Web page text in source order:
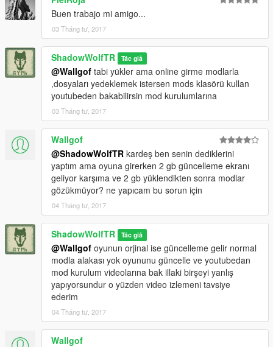
Buen trabajo mi amigo...
03 Tháng tư, 2017
ShadowWolfTR Tác giả
@Wallgof tabi yükler ama online girme modlarla
,dosyaları yedeklemek istersen mods klasörü kullan
youtubeden bakabilirsin mod kurulumlarına
03 Tháng tư, 2017
Wallgof
@ShadowWolfTR kardeş ben senin dediklerini
yaptım ama oyuna girerken 2 gb güncelleme ekranı
geliyor karşıma ve 2 gb yüklendikten sonra modlar
gözükmüyor? ne yapıcam bu sorun için
04 Tháng tư, 2017
ShadowWolfTR Tác giả
@Wallgof oyunun orjinal ise güncelleme gelir normal
modla alakası yok oyununu güncelle ve youtubedan
mod kurulum videolarına bak illaki birşeyi yanlış
yapıyorsundur o yüzden video izlemeni tavsiye
ederim
04 Tháng tư, 2017
Wallgof